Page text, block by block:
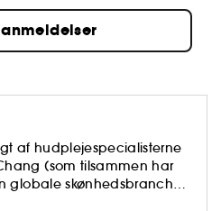
af hudplejespecialisterne
(som tilsammen har
globale skønhedsbranche)
og et engagement for at